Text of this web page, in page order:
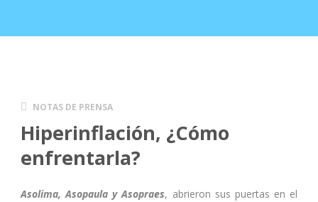
NOTAS DE PRENSA
Hiperinflación, ¿Cómo
enfrentarla?
Asolima, Asopaula y Asopraes, abrieron sus puertas en el